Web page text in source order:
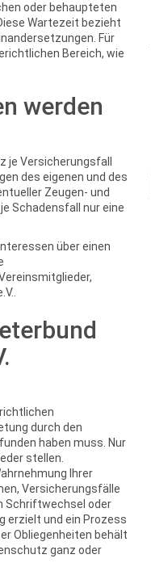
oder behaupteten
Wartezeit bezieht
Für
Bereich, wie
werden
je Versicherungsfall
des eigenen und des
Zeugen- und
Schadensfall nur eine
über einen
durch den
haben muss. Nur
stellen.
Ihrer
Versicherungsfälle
Schriftwechsel oder
erzielt und ein Prozess
Obliegenheiten behält
ganz oder